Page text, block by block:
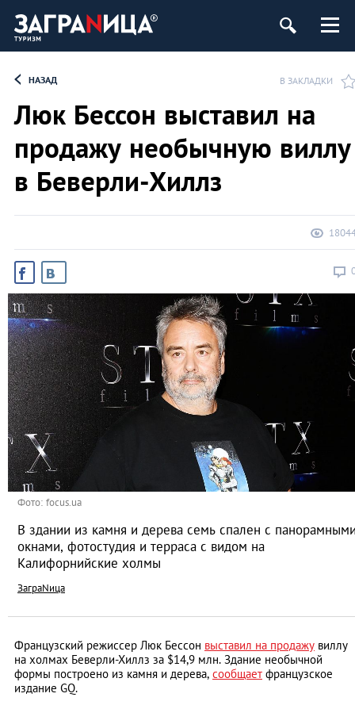
НАЗАД В ЗАКЛАДКИ
Люк Бессон выставил на
продажу необычную виллу
в Беверли-Хиллз
Фото: focus.ua
В здании из камня и дерева семь спален с
окнами, фотостудия и терраса с видом на
Калифорнийские холмы
ЗаграNица
Французский режиссер Люк Бессон выставил на продажу виллу
на холмах Беверли-Хиллз за $14,9 млн. Здание необычной
формы построено из камня и дерева, сообщает французское
издание GQ.